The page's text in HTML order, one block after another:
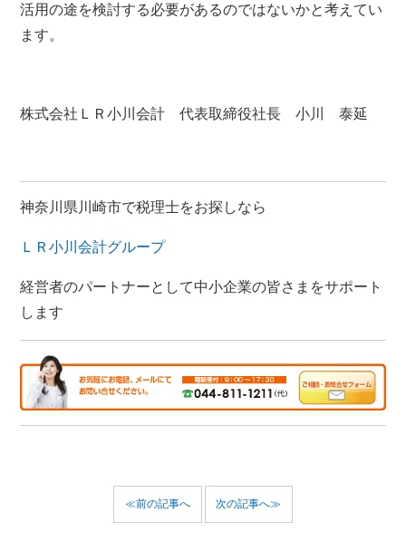
活用の途を検討する必要があるのではないかと考えてい
ます。
株式会社ＬＲ小川会計 代表取締役社長 小川 泰延
神奈川県川崎市で税理士をお探しなら
ＬＲ小川会計グループ
経営者のパートナーとして中小企業の皆さまをサポート
します
≪前の記事へ 次の記事へ≫